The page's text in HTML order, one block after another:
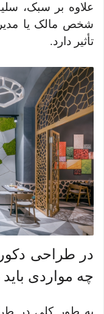
علاوه بر سبک،
شخص مالک یا مدیر
تأثیر دارد.
در طراحی
چه مواردی
به طور کلی در